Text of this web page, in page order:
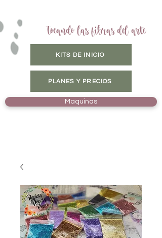
Tocando las fibras del arte
KITS DE INICIO
PLANES Y PRECIOS
Maquinas